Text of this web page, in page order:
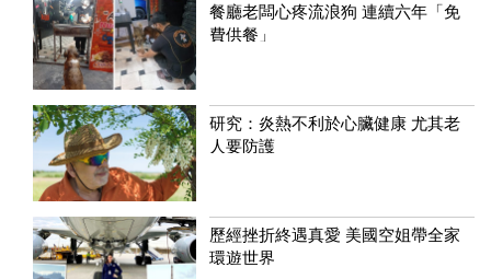
餐廳老闆心疼流浪狗 連續六年「免
費供餐」
研究：炎熱不利於心臟健康 尤其老
人要防護
歷經挫折終遇真愛 美國空姐帶全家
環遊世界